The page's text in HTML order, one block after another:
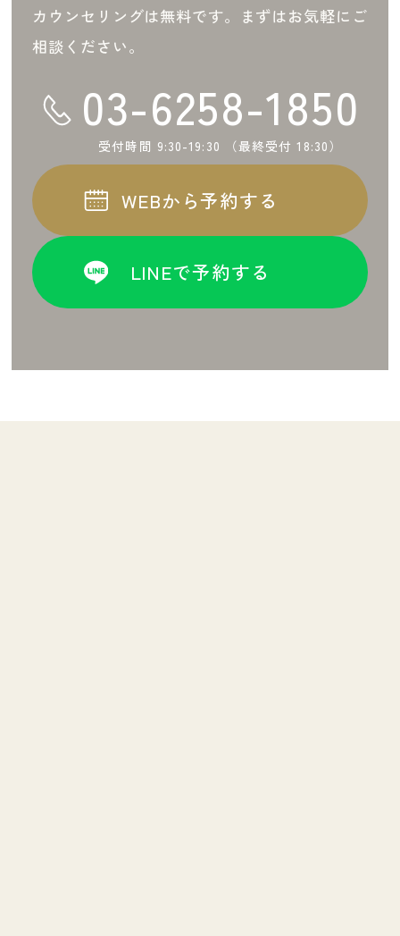
カウンセリングは無料です。まずはお気軽にご
相談ください。
03-6258-1850
受付時間 9:30-19:30 （最終受付 18:30）
WEBから予約する
LINEで予約する